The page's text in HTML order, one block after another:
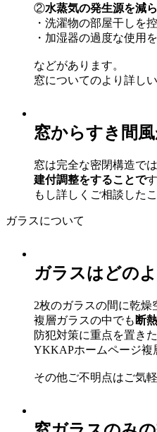
②水蒸気の発生源を減
・洗濯物の部屋干しを
・加湿器の過度な使用
などがあります。
窓についてのより詳し
窓からすき間
窓は完全な密閉構造で
建付調整をすることで
もし詳しくご相談した
ガラスについて
ガラスはどの
2枚のガラスの間に乾
複層ガラスの中でも 断
防犯対策に重点を置き
YKKAPホームページ複
その他ご不明点はご気